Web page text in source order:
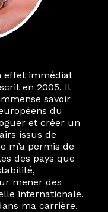
effet immédiat
en 2005. Il
savoir
du
et créer un
issus de
m’a permis de
des pays que
mener des
internationale.
ma carrière.